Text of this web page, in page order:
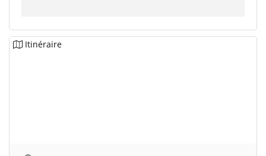
Itinéraire